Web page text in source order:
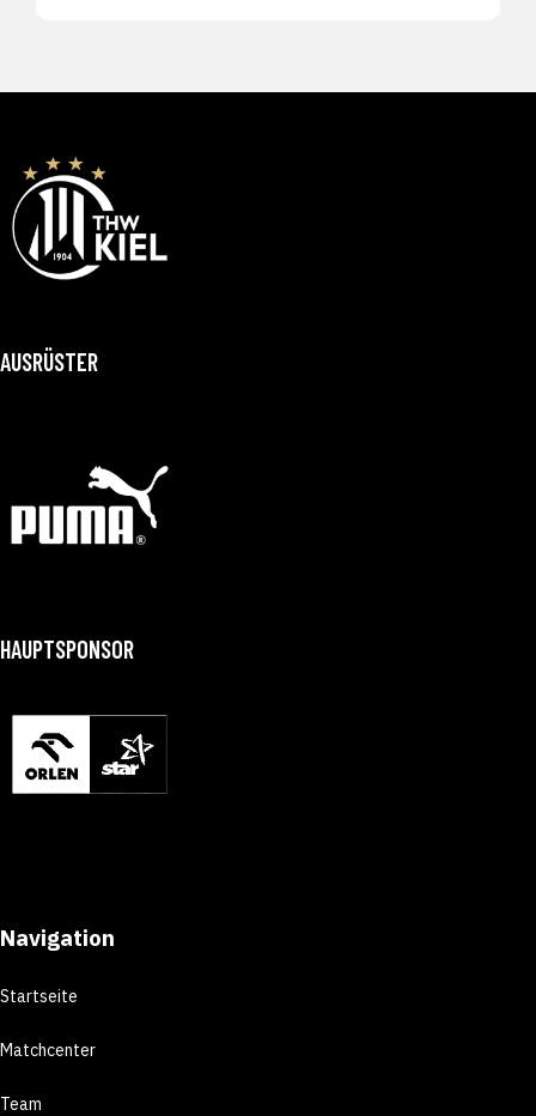
AUSRÜSTER
HAUPTSPONSOR
Navigation
Startseite
Matchcenter
Team